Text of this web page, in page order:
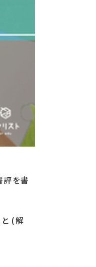
評を書
と (解